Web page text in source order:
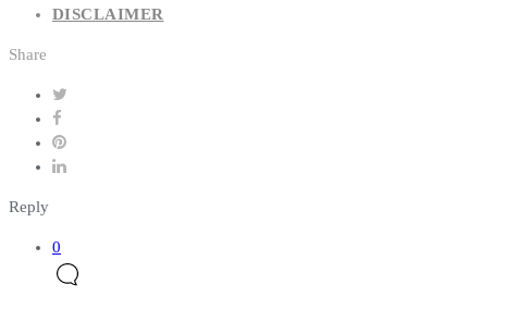
DISCLAIMER
Share
Reply
0